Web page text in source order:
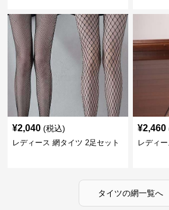
¥2,040 (税込)
レディース 網タイツ 2足セット
¥2,460
レディ
タイツの網一覧へ